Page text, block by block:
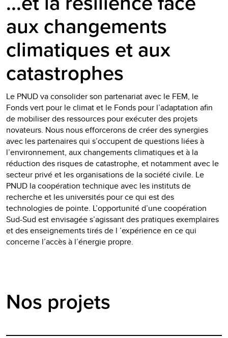
aux changements
climatiques et aux
catastrophes
Le PNUD va consolider son partenariat avec le FEM, le
Fonds vert pour le climat et le Fonds pour l’adaptation afin
de mobiliser des ressources pour exécuter des projets
novateurs. Nous nous efforcerons de créer des synergies
avec les partenaires qui s’occupent de questions liées à
l’environnement, aux changements climatiques et à la
réduction des risques de catastrophe, et notamment avec le
secteur privé et les organisations de la société civile. Le
PNUD la coopération technique avec les instituts de
recherche et les universités pour ce qui est des
technologies de pointe. L’opportunité d’une coopération
Sud-Sud est envisagée s’agissant des pratiques exemplaires
et des enseignements tirés de l ’expérience en ce qui
concerne l’accès à l’énergie propre.
Nos projets